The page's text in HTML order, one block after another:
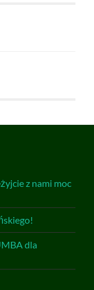
z nami moc
dla